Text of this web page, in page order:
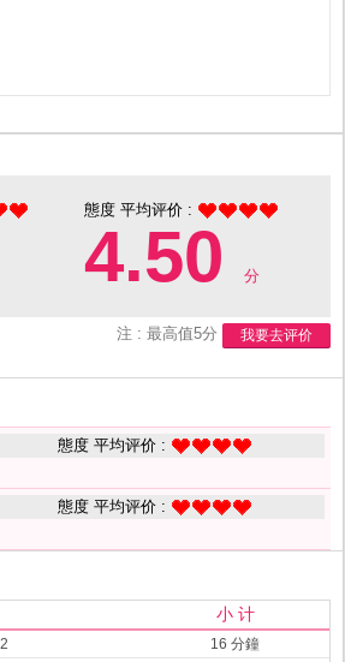
態度 平均评价 :
4.50 分
注 : 最高值5分 我要去评价
態度 平均评价 :
態度 平均评价 :
小 计
16 分鐘